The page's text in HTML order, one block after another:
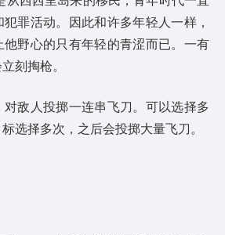
罪活动。因此和许多年轻人一样，
野心的只有年轻的青涩而已。一有
刻掏枪。
敌人投掷一连串飞刀。可以选择多
选择多次，之后会投掷大量飞刀。